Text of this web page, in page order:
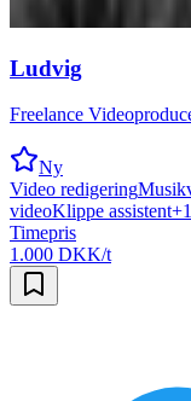
Ludvig
Freelance
Ny
Video redigering
videoKlippe assistent+
Timepris
1.000 DKK/t